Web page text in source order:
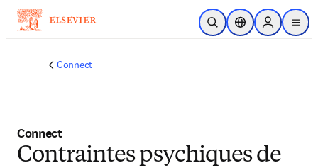
Passer au contenu principal
Ouvrir la recherche
Sélecteur de
Sign in to
menu
Connect
Connect
Contraintes psychiques de